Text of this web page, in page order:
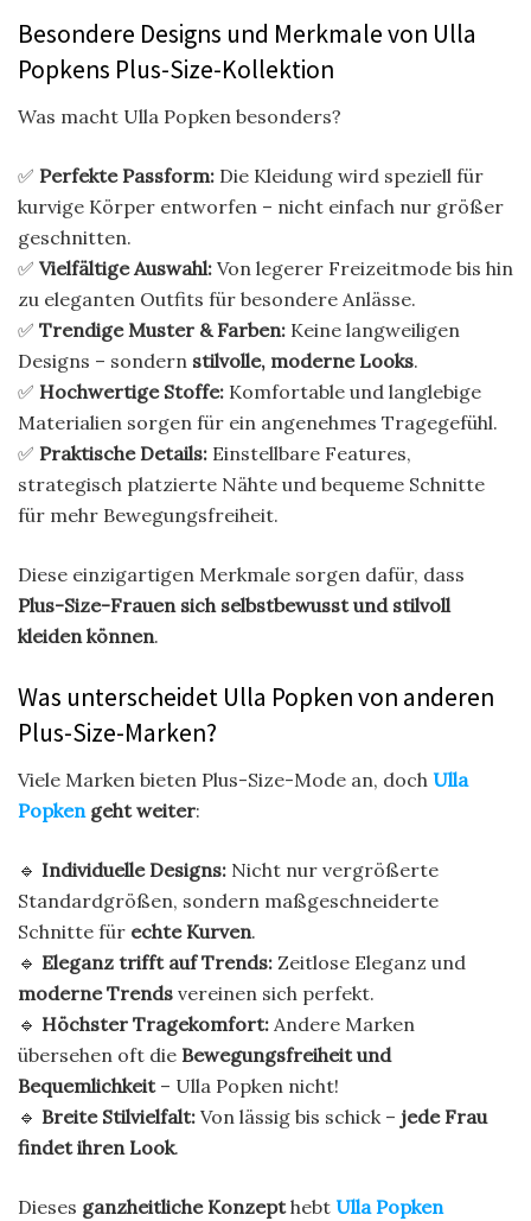
Besondere Designs und Merkmale von Ulla
Popkens Plus-Size-Kollektion
Was macht Ulla Popken besonders?
✅ Perfekte Passform: Die Kleidung wird speziell für
kurvige Körper entworfen – nicht einfach nur größer
geschnitten.
✅ Vielfältige Auswahl: Von legerer Freizeitmode bis hin
zu eleganten Outfits für besondere Anlässe.
✅ Trendige Muster & Farben: Keine langweiligen
Designs – sondern stilvolle, moderne Looks.
✅ Hochwertige Stoffe: Komfortable und langlebige
Materialien sorgen für ein angenehmes Tragegefühl.
✅ Praktische Details: Einstellbare Features,
strategisch platzierte Nähte und bequeme Schnitte
für mehr Bewegungsfreiheit.
Diese einzigartigen Merkmale sorgen dafür, dass
Plus-Size-Frauen sich selbstbewusst und stilvoll
kleiden können.
Was unterscheidet Ulla Popken von anderen
Plus-Size-Marken?
Viele Marken bieten Plus-Size-Mode an, doch Ulla
Popken geht weiter:
🔹 Individuelle Designs: Nicht nur vergrößerte
Standardgrößen, sondern maßgeschneiderte
Schnitte für echte Kurven.
🔹 Eleganz trifft auf Trends: Zeitlose Eleganz und
moderne Trends vereinen sich perfekt.
🔹 Höchster Tragekomfort: Andere Marken
übersehen oft die Bewegungsfreiheit und
Bequemlichkeit– Ulla Popken nicht!
🔹 Breite Stilvielfalt: Von lässig bis schick – jede Frau
findet ihren Look.
Dieses ganzheitliche Konzepthebt Ulla Popken